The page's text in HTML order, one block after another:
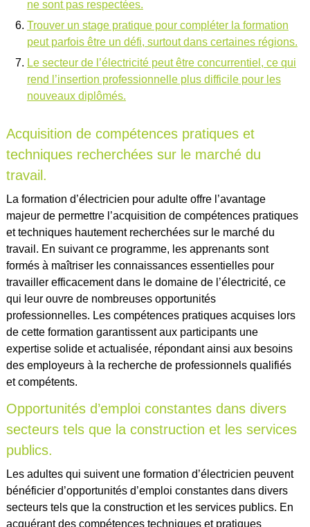
ne sont pas respectées.
Trouver un stage pratique pour compléter la formation
peut parfois être un défi, surtout dans certaines régions.
Le secteur de l’électricité peut être concurrentiel, ce qui
rend l’insertion professionnelle plus difficile pour les
nouveaux diplômés.
Acquisition de compétences pratiques et
techniques recherchées sur le marché du
travail.
La formation d’électricien pour adulte offre l’avantage
majeur de permettre l’acquisition de compétences pratiques
et techniques hautement recherchées sur le marché du
travail. En suivant ce programme, les apprenants sont
formés à maîtriser les connaissances essentielles pour
travailler efficacement dans le domaine de l’électricité, ce
qui leur ouvre de nombreuses opportunités
professionnelles. Les compétences pratiques acquises lors
de cette formation garantissent aux participants une
expertise solide et actualisée, répondant ainsi aux besoins
des employeurs à la recherche de professionnels qualifiés
et compétents.
Opportunités d’emploi constantes dans divers
secteurs tels que la construction et les services
publics.
Les adultes qui suivent une formation d’électricien peuvent
bénéficier d’opportunités d’emploi constantes dans divers
secteurs tels que la construction et les services publics. En
acquérant des compétences techniques et pratiques